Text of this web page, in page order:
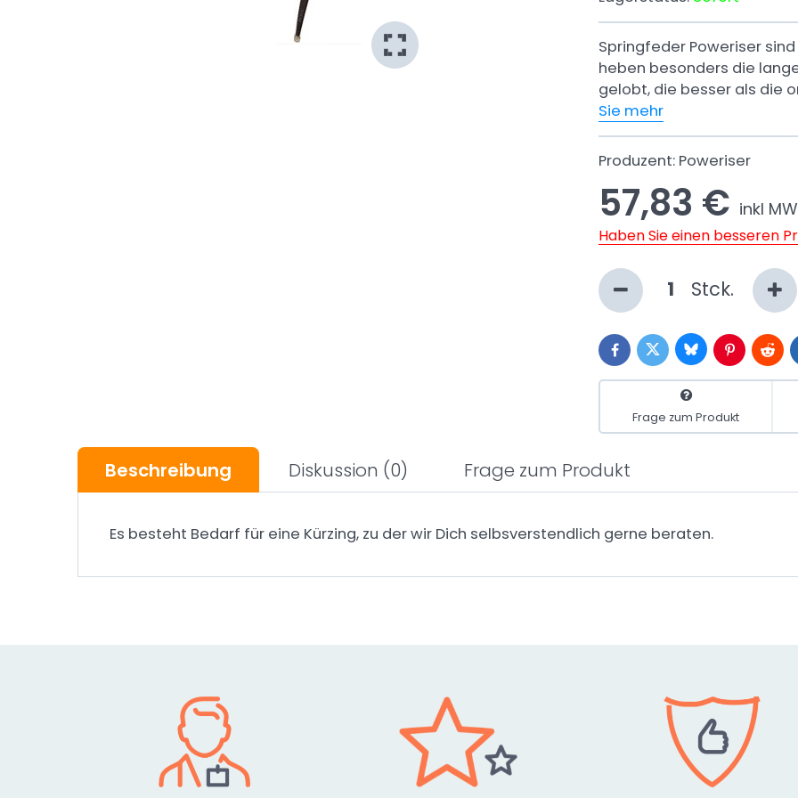
Springfeder Poweriser
heben besonders die
gelobt, die besser als die
Sie mehr
Produzent: Poweriser
57,83 € inkl
Haben Sie einen besseren
Stck.
FacebookTwitterBlueskyPinterest
Frage zum Produkt
Beschreibung Diskussion (0) Frage zum Produkt
Es besteht Bedarf für eine Kürzing, zu der wir Dich selbsverstendlich gerne beraten.